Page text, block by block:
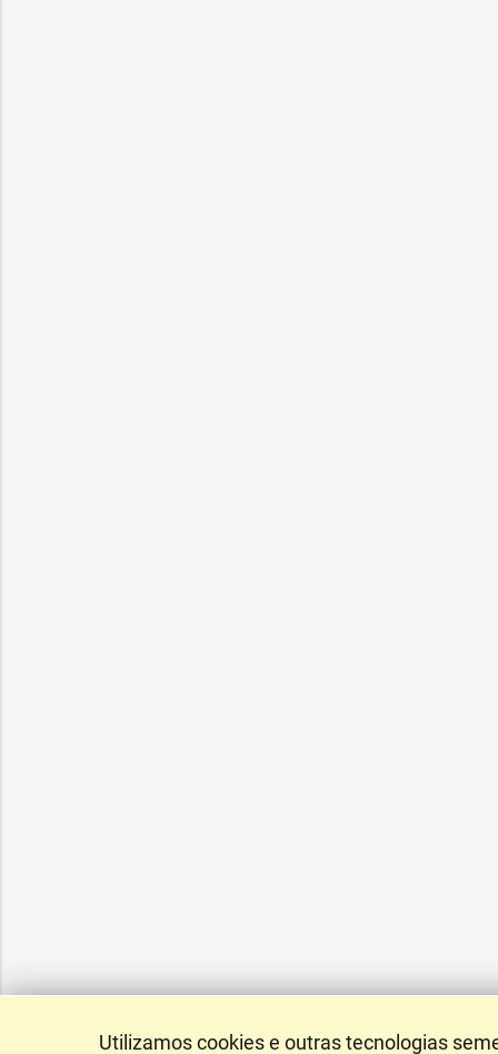
Utilizamos cookies e outras tecnologias